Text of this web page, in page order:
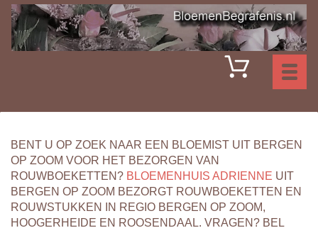
BENT U OP ZOEK NAAR EEN BLOEMIST UIT BERGEN
OP ZOOM VOOR HET BEZORGEN VAN
ROUWBOEKETTEN? BLOEMENHUIS ADRIENNE UIT
BERGEN OP ZOOM BEZORGT ROUWBOEKETTEN EN
ROUWSTUKKEN IN REGIO BERGEN OP ZOOM,
HOOGERHEIDE EN ROOSENDAAL. VRAGEN? BEL